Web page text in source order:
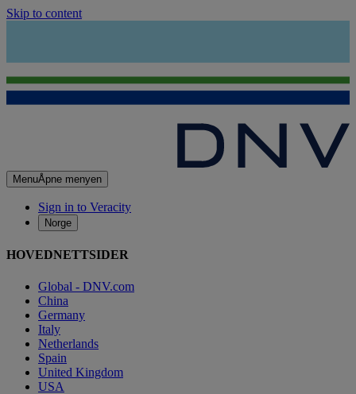
Skip to content
MenuÅpne menyen
Sign in to Veracity
Norge
HOVEDNETTSIDER
Global - DNV.com
China
Germany
Italy
Netherlands
Spain
United Kingdom
USA